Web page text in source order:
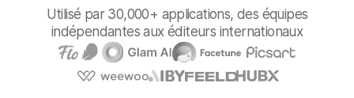
Utilisé par 30,000+ applications, des équipes
indépendantes aux éditeurs internationaux